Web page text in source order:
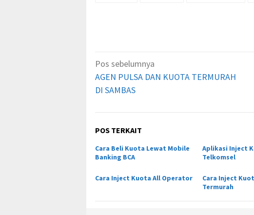
Navigasi
pos
Pos sebelumnya
AGEN PULSA DAN KUOTA TERMURAH
DI SAMBAS
POS TERKAIT
Cara Beli Kuota Lewat Mobile
Banking BCA
Aplikasi Inject
Telkomsel
Cara Inject Kuota All Operator
Cara Inject
Termurah